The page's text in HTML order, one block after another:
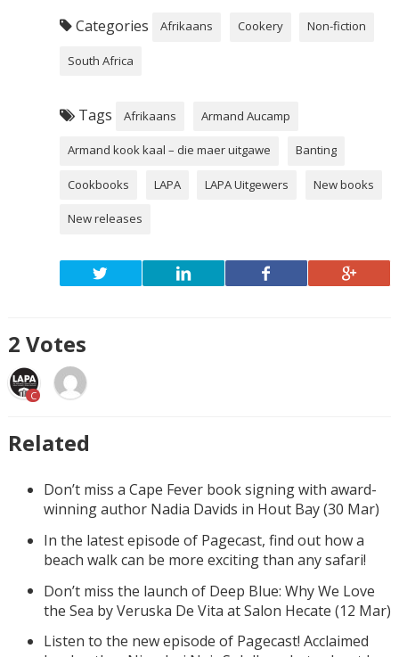
Categories Afrikaans Cookery Non-fiction
South Africa
Tags Afrikaans Armand Aucamp
Armand kook kaal – die maer uitgawe Banting
Cookbooks LAPA LAPA Uitgewers New books
New releases
2 Votes
C
Related
Don’t miss a Cape Fever book signing with award-
winning author Nadia Davids in Hout Bay (30 Mar)
In the latest episode of Pagecast, find out how a
beach walk can be more exciting than any safari!
Don’t miss the launch of Deep Blue: Why We Love
the Sea by Veruska De Vita at Salon Hecate (12 Mar)
Listen to the new episode of Pagecast! Acclaimed